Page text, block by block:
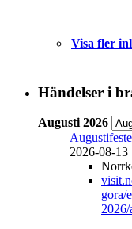
Visa fler
Händelser i
Augusti 2026
2026-08-13
gora/
2026/